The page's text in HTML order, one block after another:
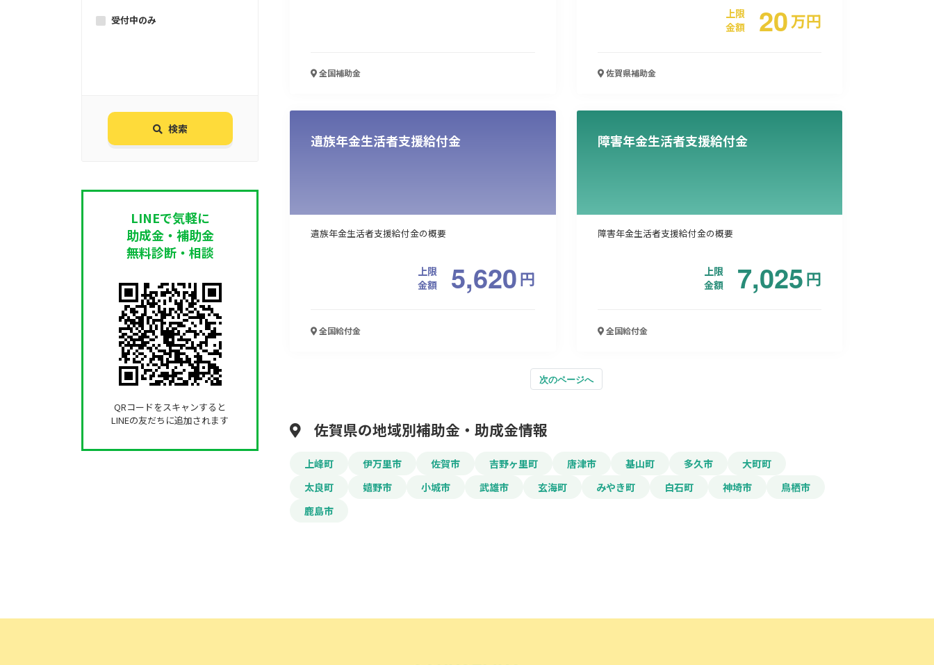
受付中のみ
検索
LINEで気軽に
助成金・補助金
無料診断・相談
QRコードをスキャンすると
LINEの友だちに追加されます
全国補助金
上限
金額
20万円
佐賀県補助金
遺族年金生活者支援給付金
遺族年金生活者支援給付金の概要
上限
金額
5,620円
全国給付金
障害年金生活者支援給付金
障害年金生活者支援給付金の概要
上限
金額
7,025円
全国給付金
次のページへ
佐賀県の地域別補助金・助成金情報
上峰町 伊万里市 佐賀市 吉野ヶ里町 唐津市 基山町 多久市
大町町
太良町
嬉野市 小城市 武雄市 玄海町 みやき町 白石町 神埼市
鳥栖市
鹿島市